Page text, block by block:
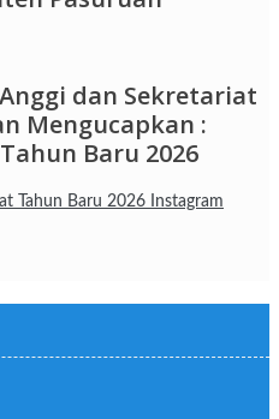
dan Sekretariat
Mengucapkan :
Baru 2026